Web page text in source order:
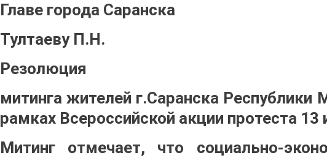
Главе города Саранска
Тултаеву П.Н.
Резолюция
митинга жителей г.Саранска Республики
рамках Всероссийской акции протеста
Митинг отмечает, что социально-